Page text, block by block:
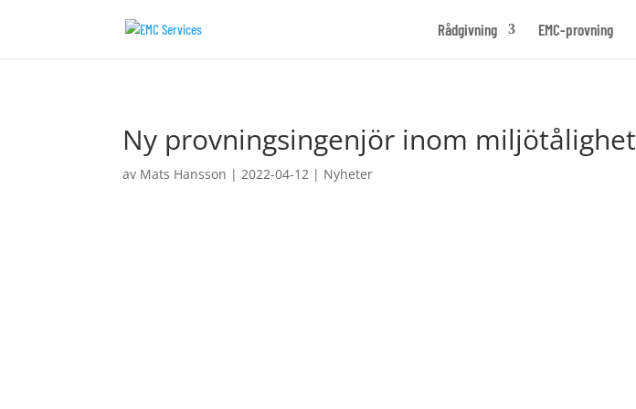
Rådgivning EMC-provning
Ny provningsingenjör inom miljötålighet
av Mats Hansson |2022-04-12 | Nyheter